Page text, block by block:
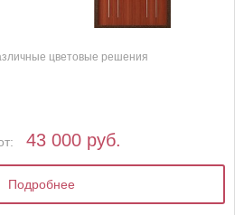
цветовые решения
43 000 руб.
Подробнее